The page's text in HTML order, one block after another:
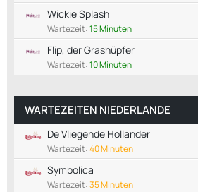
Wickie Splash
Wartezeit:15 Minuten
Flip, der Grashüpfer
Wartezeit:10 Minuten
WARTEZEITEN NIEDERLANDE
De Vliegende Hollander
Wartezeit:40 Minuten
Symbolica
Wartezeit:35 Minuten